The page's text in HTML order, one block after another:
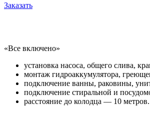
Заказать
«Все включено»
установка насоса, общего слива,
монтаж гидроаккумулятора,
подключение ванны, раковины,
подключение стиральной и
расстояние до колодца — 10 метров.